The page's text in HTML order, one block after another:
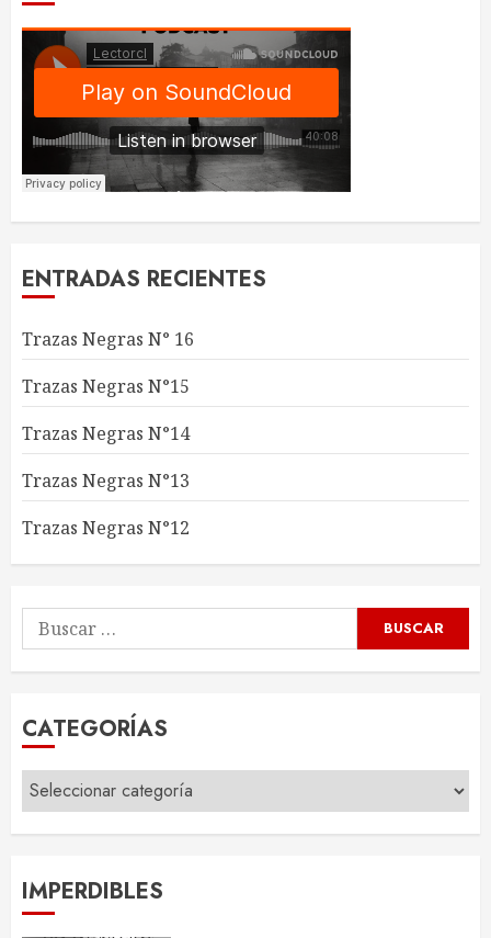
ENTRADAS RECIENTES
Trazas Negras N° 16
Trazas Negras N°15
Trazas Negras N°14
Trazas Negras N°13
Trazas Negras N°12
Buscar
por:
CATEGORÍAS
Categorías
IMPERDIBLES